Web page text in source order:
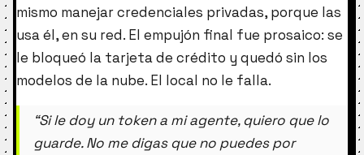
mismo manejar credenciales privadas, porque las
usa él, en su red. El empujón final fue prosaico: se
le bloqueó la tarjeta de crédito y quedó sin los
modelos de la nube. El local no le falla.
“Si le doy un token a mi agente, quiero que lo
guarde. No me digas que no puedes por